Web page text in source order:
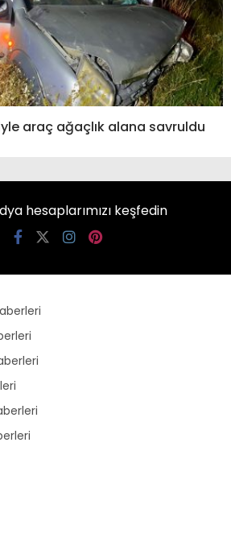
araç ağaçlık alana savruldu
hesaplarımızı keşfedin